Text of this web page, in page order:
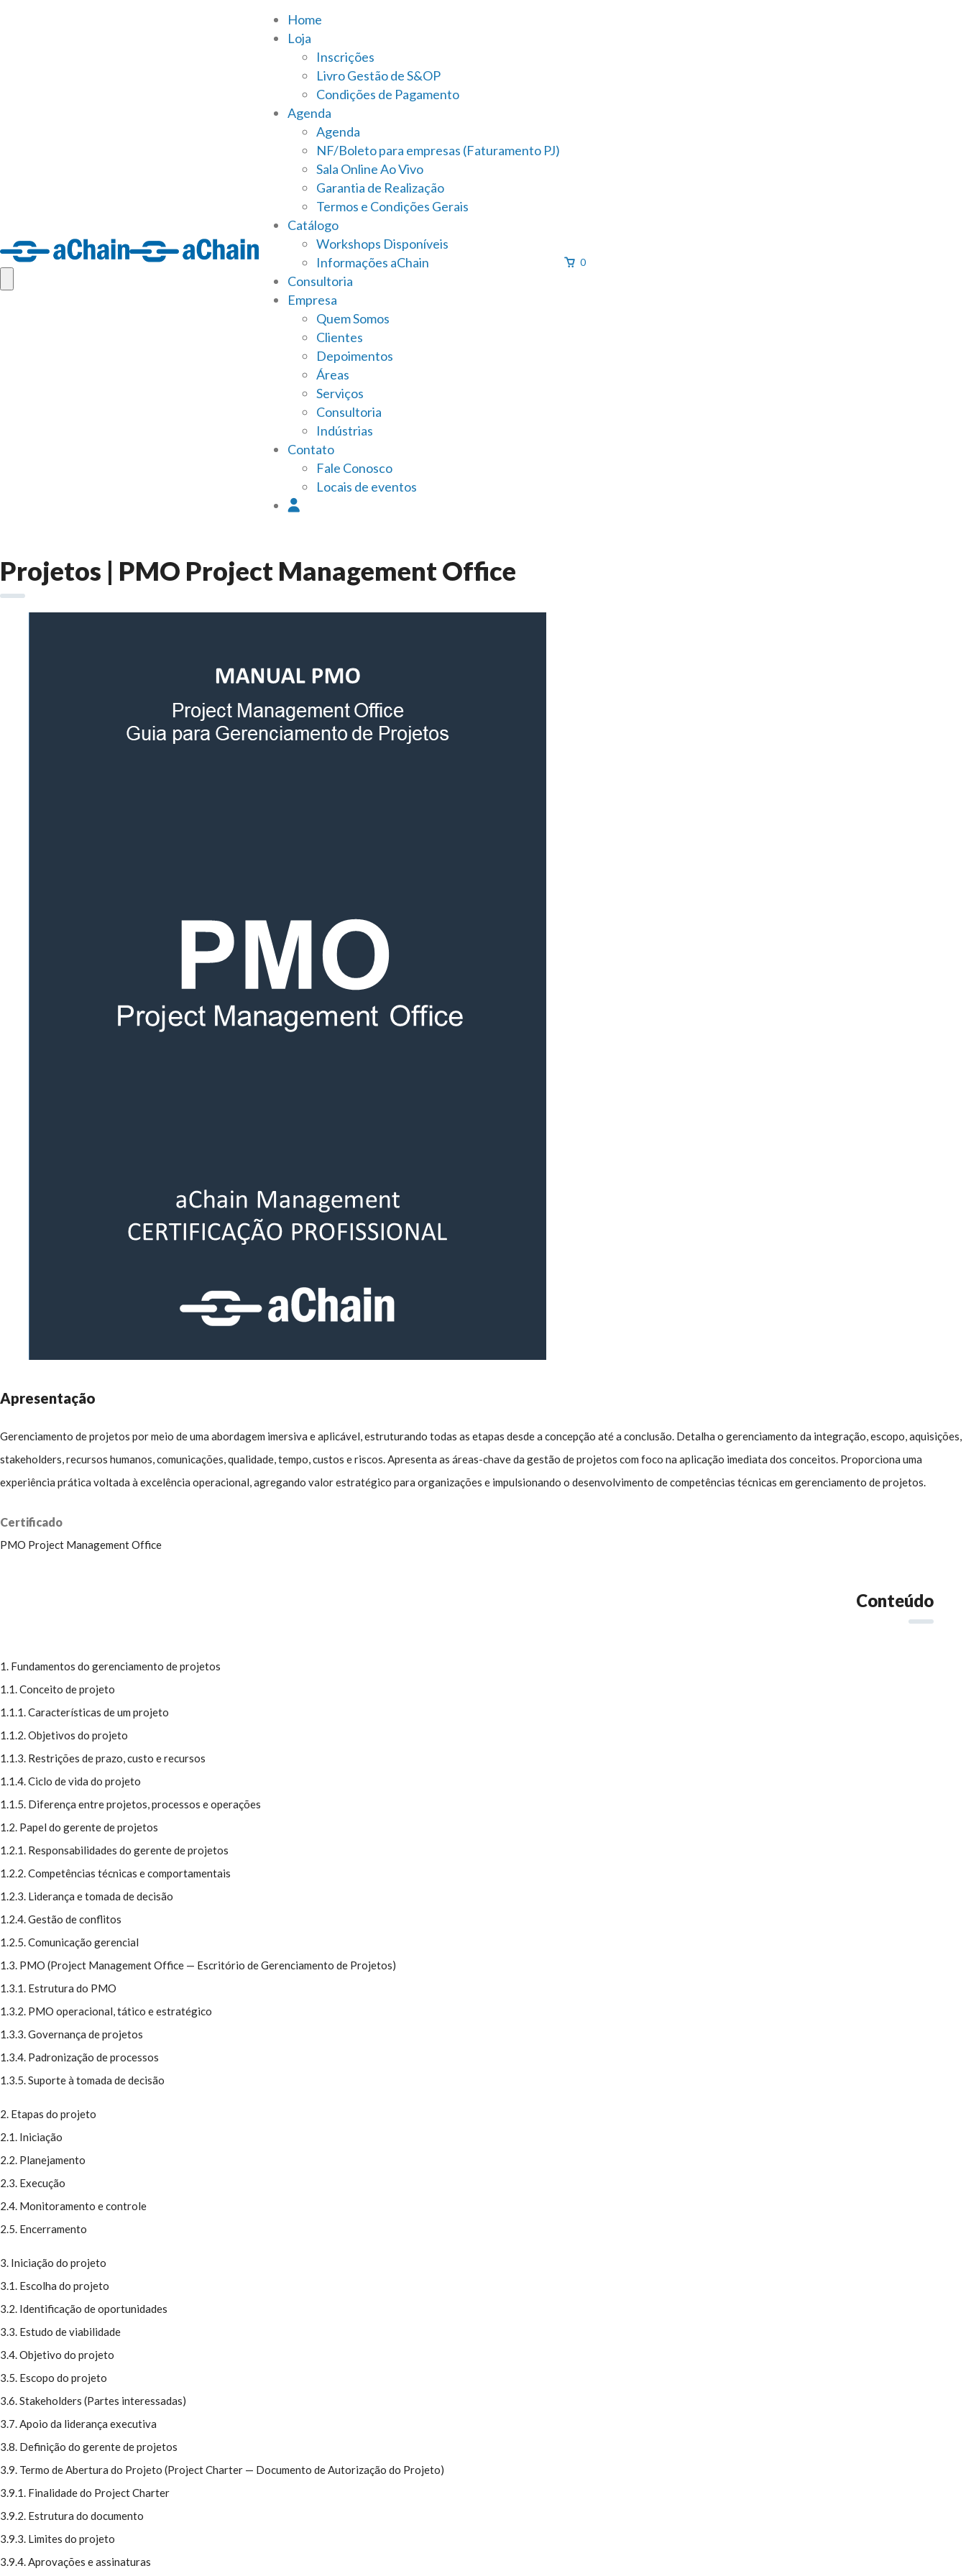
Home
Loja
Inscrições
Livro Gestão de S&OP
Condições de Pagamento
Agenda
Agenda
NF/Boleto para empresas (Faturamento PJ)
Sala Online Ao Vivo
Garantia de Realização
Termos e Condições Gerais
Catálogo
Workshops Disponíveis
Informações aChain
Consultoria
Empresa
Quem Somos
Clientes
Depoimentos
Áreas
Serviços
Consultoria
Indústrias
Contato
Fale Conosco
Locais de eventos
0
Projetos | PMO Project Management Office
Apresentação
Gerenciamento de projetos por meio de uma abordagem imersiva e aplicável, estruturando todas as etapas desde a concepção até a conclusão. Detalha o gerenciamento da integração, escopo, aquisições,
stakeholders, recursos humanos, comunicações, qualidade, tempo, custos e riscos. Apresenta as áreas-chave da gestão de projetos com foco na aplicação imediata dos conceitos. Proporciona uma
experiência prática voltada à excelência operacional, agregando valor estratégico para organizações e impulsionando o desenvolvimento de competências técnicas em gerenciamento de projetos.
Certificado
PMO Project Management Office
Conteúdo
1. Fundamentos do gerenciamento de projetos
1.1. Conceito de projeto
1.1.1. Características de um projeto
1.1.2. Objetivos do projeto
1.1.3. Restrições de prazo, custo e recursos
1.1.4. Ciclo de vida do projeto
1.1.5. Diferença entre projetos, processos e operações
1.2. Papel do gerente de projetos
1.2.1. Responsabilidades do gerente de projetos
1.2.2. Competências técnicas e comportamentais
1.2.3. Liderança e tomada de decisão
1.2.4. Gestão de conflitos
1.2.5. Comunicação gerencial
1.3. PMO (Project Management Office — Escritório de Gerenciamento de Projetos)
1.3.1. Estrutura do PMO
1.3.2. PMO operacional, tático e estratégico
1.3.3. Governança de projetos
1.3.4. Padronização de processos
1.3.5. Suporte à tomada de decisão
2. Etapas do projeto
2.1. Iniciação
2.2. Planejamento
2.3. Execução
2.4. Monitoramento e controle
2.5. Encerramento
3. Iniciação do projeto
3.1. Escolha do projeto
3.2. Identificação de oportunidades
3.3. Estudo de viabilidade
3.4. Objetivo do projeto
3.5. Escopo do projeto
3.6. Stakeholders (Partes interessadas)
3.7. Apoio da liderança executiva
3.8. Definição do gerente de projetos
3.9. Termo de Abertura do Projeto (Project Charter — Documento de Autorização do Projeto)
3.9.1. Finalidade do Project Charter
3.9.2. Estrutura do documento
3.9.3. Limites do projeto
3.9.4. Aprovações e assinaturas